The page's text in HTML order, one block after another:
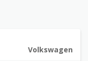
Volkswagen